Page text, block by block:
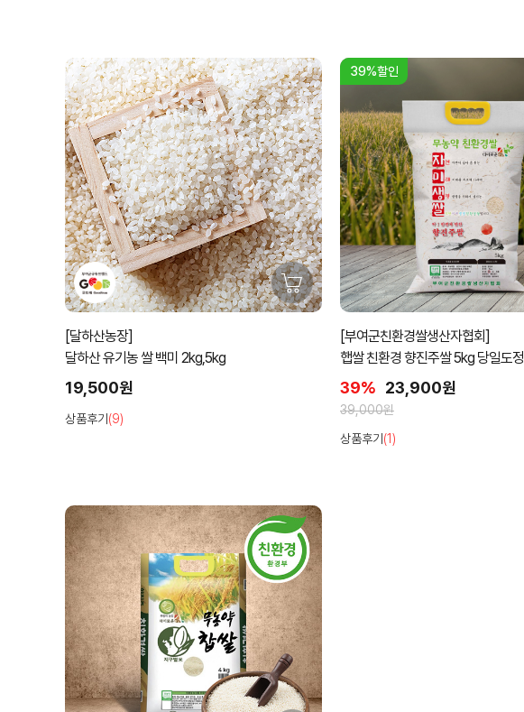
[달하산농장]
달하산 유기농 쌀 백미 2kg,5kg
19,500원
상품후기 (9)
39%할인
[부여군친환경쌀생산자협회]
햅쌀 친환경 향진주쌀 5kg 당일도정
39% 23,900원
39,000원
상품후기 (1)